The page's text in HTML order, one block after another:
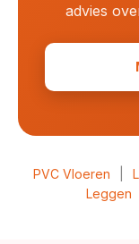
advies
PVC Vloeren
Leggen